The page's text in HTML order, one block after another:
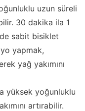
uzun süreli
30 dakika ila 1
sabit bisiklet
yapmak,
yağ yakımını
yüksek yoğunluklu
artırabilir.